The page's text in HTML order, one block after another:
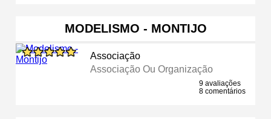
MODELISMO - MONTIJO
Associação
Associação Ou Organização
9 avaliações
8 comentários